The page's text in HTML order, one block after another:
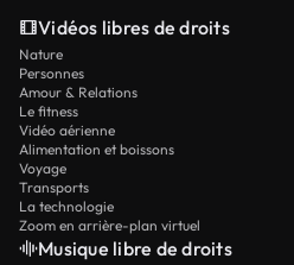
Vidéos libres de droits
Nature
Personnes
Amour & Relations
Le fitness
Vidéo aérienne
Alimentation et boissons
Voyage
Transports
La technologie
Zoom en arrière-plan virtuel
Musique libre de droits